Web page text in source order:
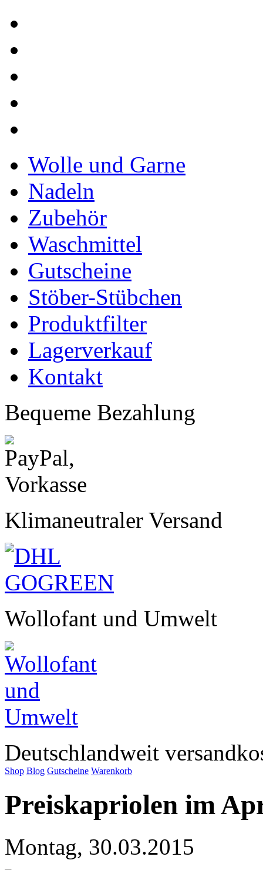
Wolle und Garne
Nadeln
Zubehör
Waschmittel
Gutscheine
Stöber-Stübchen
Produktfilter
Lagerverkauf
Kontakt
Bequeme Bezahlung
Klimaneutraler Versand
Wollofant und Umwelt
Deutschlandweit
Shop Blog Gutscheine Warenkorb
Preiskapriolen im
Montag, 30.03.2015